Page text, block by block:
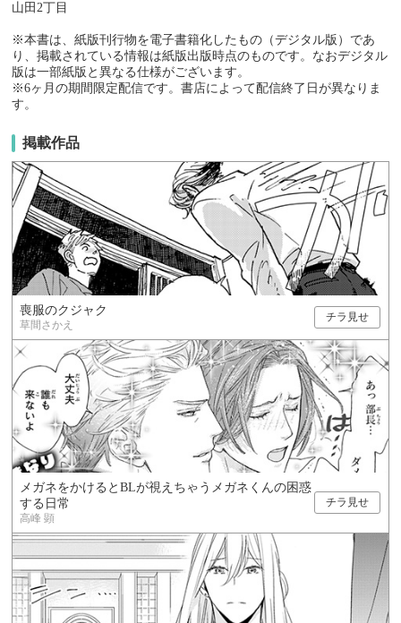
山田2丁目
※本書は、紙版刊行物を電子書籍化したもの（デジタル版）であ
り、掲載されている情報は紙版出版時点のものです。なおデジタル
版は一部紙版と異なる仕様がございます。
※6ヶ月の期間限定配信です。書店によって配信終了日が異なりま
す。
掲載作品
喪服のクジャク
草間さかえ
チラ見せ
メガネをかけるとBLが視えちゃうメガネくんの困惑
する日常
高峰 顕
チラ見せ